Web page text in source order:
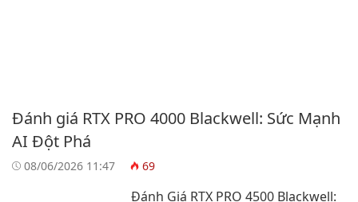
Đánh giá RTX PRO 4000 Blackwell: Sức Mạnh
AI Đột Phá
08/06/2026 11:47 69
Đánh Giá RTX PRO 4500 Blackwell: